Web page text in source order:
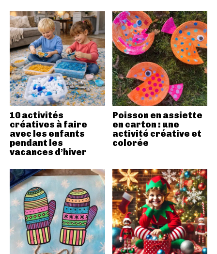
10 activités
créatives à faire
avec les enfants
pendant les
vacances d’hiver
Poisson en assiette
en carton : une
activité créative et
colorée